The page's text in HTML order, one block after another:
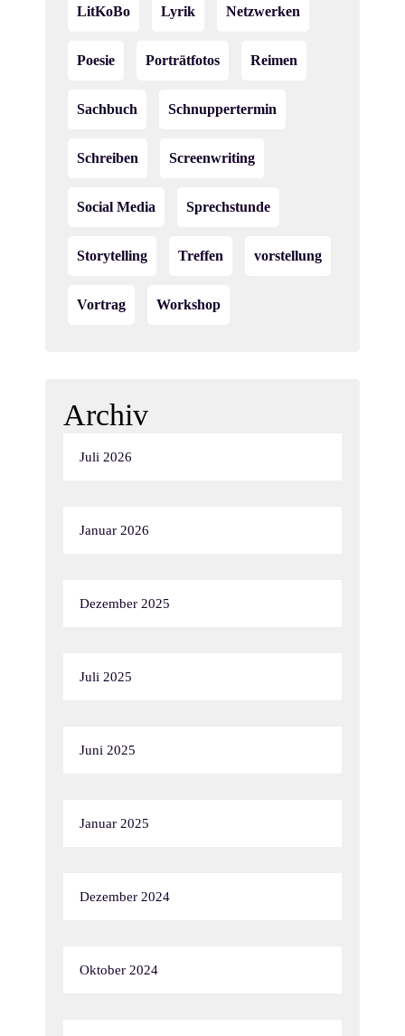
LitKoBo Lyrik Netzwerken
Poesie Porträtfotos Reimen
Sachbuch Schnuppertermin
Schreiben Screenwriting
Social Media Sprechstunde
Storytelling Treffen vorstellung
Vortrag Workshop
Archiv
Juli 2026
Januar 2026
Dezember 2025
Juli 2025
Juni 2025
Januar 2025
Dezember 2024
Oktober 2024